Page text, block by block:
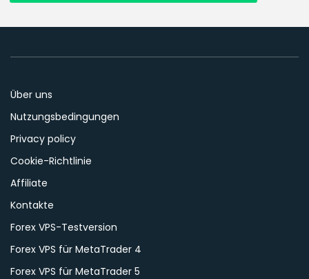
Über uns
Nutzungsbedingungen
Privacy policy
Cookie-Richtlinie
Affiliate
Kontakte
Forex VPS-Testversion
Forex VPS für MetaTrader 4
Forex VPS für MetaTrader 5